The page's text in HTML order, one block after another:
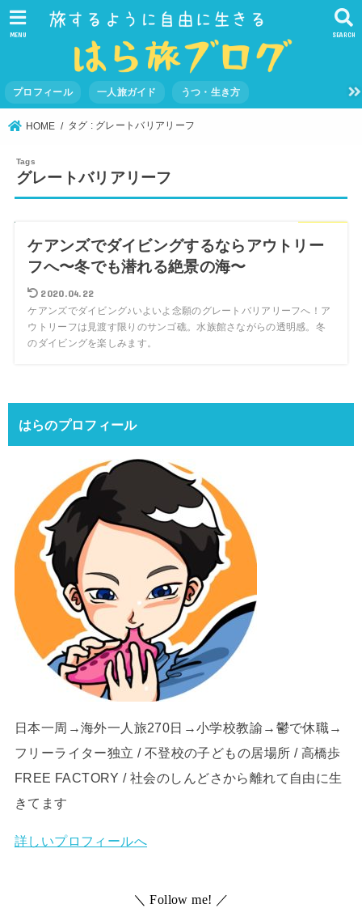
SEARCH
MENU
プロフィール 一人旅ガイド うつ・生き方
HOME タグ : グレートバリアリーフ
グレートバリアリーフ
ケアンズでダイビングするならアウトリー
フへ〜冬でも潜れる絶景の海〜
2020.04.22
ケアンズでダイビング♪いよいよ念願のグレートバリアリーフへ！ア
ウトリーフは見渡す限りのサンゴ礁。水族館さながらの透明感。冬
のダイビングを楽しみます。
はらのプロフィール
日本一周→海外一人旅270日→小学校教諭→鬱で休職→
フリーライター独立 / 不登校の子どもの居場所 / 高橋歩
FREE FACTORY / 社会のしんどさから離れて自由に生
きてます
詳しいプロフィールへ
＼ Follow me! ／